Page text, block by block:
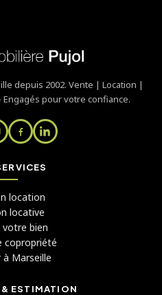
depuis 2002. Vente | Location |
pour votre confiance.
location
locative
votre bien
copropriété
Marseille
ESTIMATION